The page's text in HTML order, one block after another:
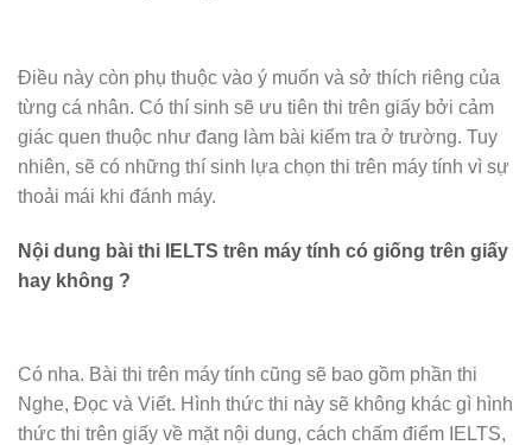
Điều này còn phụ thuộc vào ý muốn và sở thích riêng của
từng cá nhân. Có thí sinh sẽ ưu tiên thi trên giấy bởi cảm
giác quen thuộc như đang làm bài kiểm tra ở trường. Tuy
nhiên, sẽ có những thí sinh lựa chọn thi trên máy tính vì sự
thoải mái khi đánh máy.
Nội dung bài thi IELTS trên máy tính có giống trên giấy
hay không ?
Có nha. Bài thi trên máy tính cũng sẽ bao gồm phần thi
Nghe, Đọc và Viết. Hình thức thi này sẽ không khác gì hình
thức thi trên giấy về mặt nội dung, cách chấm điểm IELTS,